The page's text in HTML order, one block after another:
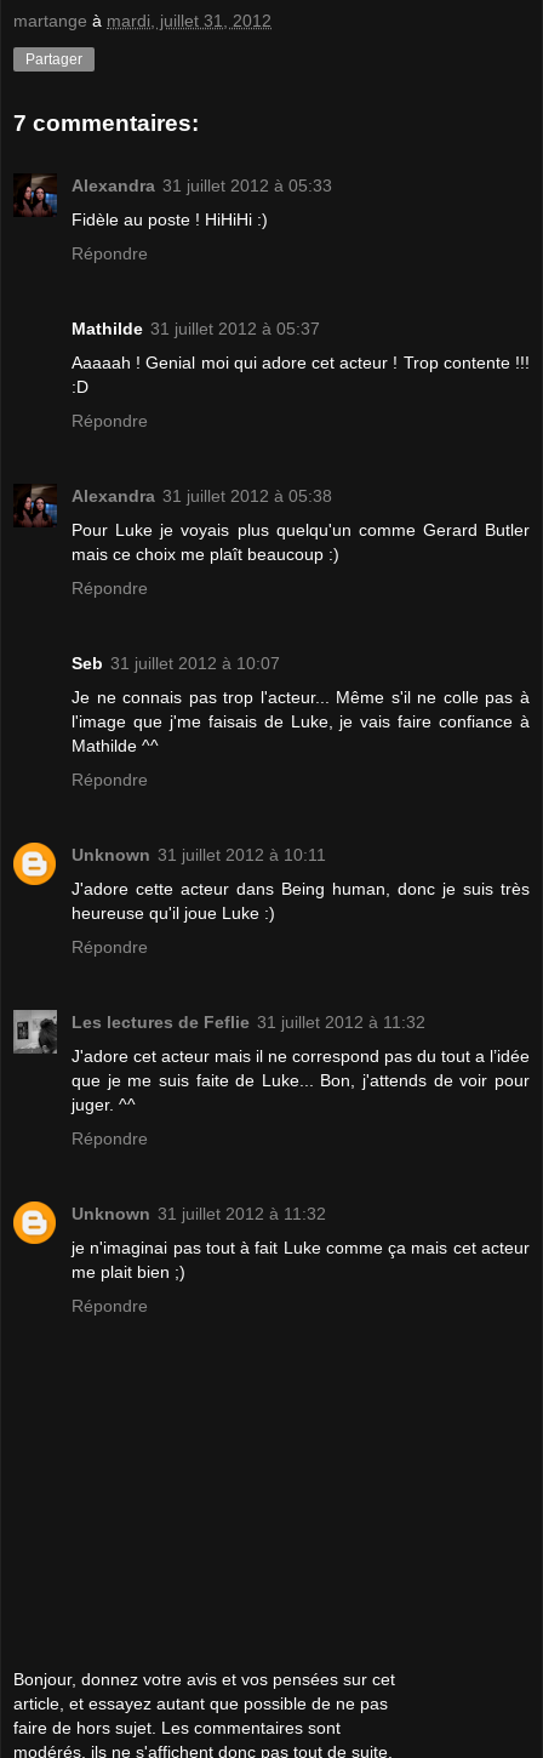
martange à mardi, juillet 31, 2012
Partager
7 commentaires:
Alexandra 31 juillet 2012 à 05:33
Fidèle au poste ! HiHiHi :)
Répondre
Mathilde 31 juillet 2012 à 05:37
Aaaaah ! Genial moi qui adore cet acteur ! Trop contente !!!
:D
Répondre
Alexandra 31 juillet 2012 à 05:38
Pour Luke je voyais plus quelqu'un comme Gerard Butler
mais ce choix me plaît beaucoup :)
Répondre
Seb 31 juillet 2012 à 10:07
Je ne connais pas trop l'acteur... Même s'il ne colle pas à
l'image que j'me faisais de Luke, je vais faire confiance à
Mathilde ^^
Répondre
Unknown 31 juillet 2012 à 10:11
J'adore cette acteur dans Being human, donc je suis très
heureuse qu'il joue Luke :)
Répondre
Les lectures de Feflie 31 juillet 2012 à 11:32
J'adore cet acteur mais il ne correspond pas du tout a l’idée
que je me suis faite de Luke... Bon, j'attends de voir pour
juger. ^^
Répondre
Unknown 31 juillet 2012 à 11:32
je n'imaginai pas tout à fait Luke comme ça mais cet acteur
me plait bien ;)
Répondre
Bonjour, donnez votre avis et vos pensées sur cet
article, et essayez autant que possible de ne pas
faire de hors sujet. Les commentaires sont
modérés, ils ne s'affichent donc pas tout de suite,